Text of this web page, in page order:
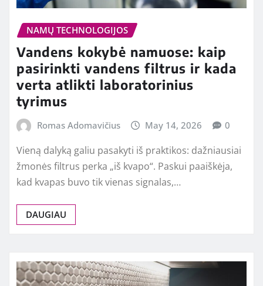
NAMŲ TECHNOLOGIJOS
Vandens kokybė namuose: kaip
pasirinkti vandens filtrus ir kada
verta atlikti laboratorinius
tyrimus
Romas Adomavičius May 14, 2026 0
Vieną dalyką galiu pasakyti iš praktikos: dažniausiai
žmonės filtrus perka „iš kvapo“. Paskui paaiškėja,
kad kvapas buvo tik vienas signalas,…
DAUGIAU